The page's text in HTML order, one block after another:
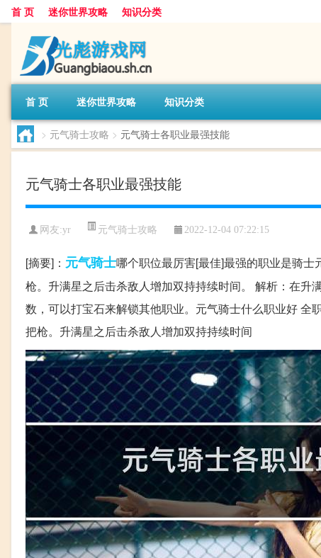
首 页 迷你世界攻略 知识分类
首 页 迷你世界攻略 知识分类
> 元气骑士攻略 > 元气骑士各职业最强技能
元气骑士各职业最强技能
网友:yr 元气骑士攻略 2022-12-04 07:22:15
[摘要]： 元气骑士哪个职位最厉害[最佳]最强的职业是骑
枪。升满星之后击杀敌人增加双持持续时间。 解析：在
数，可以打宝石来解锁其他职业。元气骑士什么职业好 全
把枪。升满星之后击杀敌人增加双持持续时间